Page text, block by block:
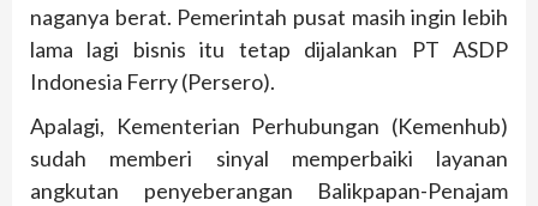
naganya berat. Pemerintah pusat masih ingin lebih
lama lagi bisnis itu tetap dijalankan PT ASDP
Indonesia Ferry (Persero).
Apalagi, Kementerian Perhubungan (Kemenhub)
sudah memberi sinyal memperbaiki layanan
angkutan penyeberangan Balikpapan-Penajam